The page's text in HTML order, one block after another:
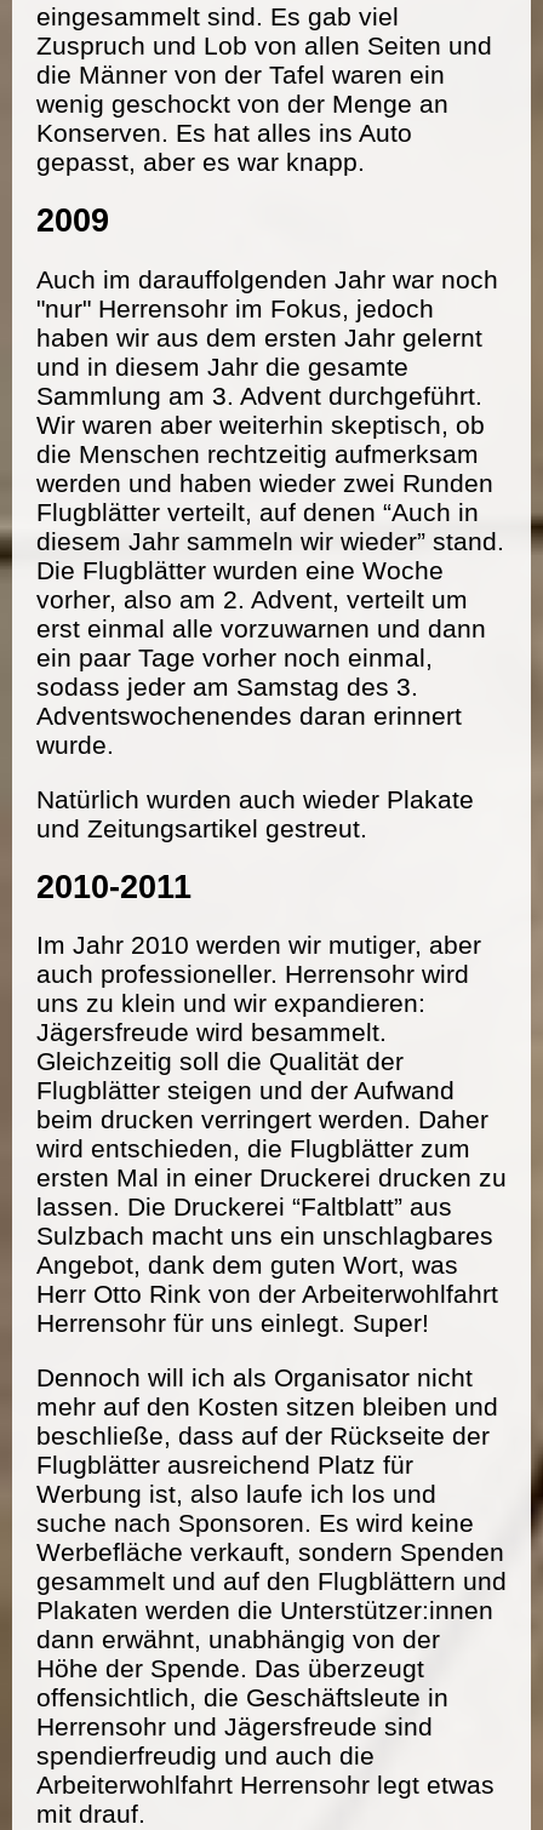
eingesammelt sind. Es gab viel
Zuspruch und Lob von allen Seiten und
die Männer von der Tafel waren ein
wenig geschockt von der Menge an
Konserven. Es hat alles ins Auto
gepasst, aber es war knapp.
2009
Auch im darauffolgenden Jahr war noch
"nur" Herrensohr im Fokus, jedoch
haben wir aus dem ersten Jahr gelernt
und in diesem Jahr die gesamte
Sammlung am 3. Advent durchgeführt.
Wir waren aber weiterhin skeptisch, ob
die Menschen rechtzeitig aufmerksam
werden und haben wieder zwei Runden
Flugblätter verteilt, auf denen “Auch in
diesem Jahr sammeln wir wieder” stand.
Die Flugblätter wurden eine Woche
vorher, also am 2. Advent, verteilt um
erst einmal alle vorzuwarnen und dann
ein paar Tage vorher noch einmal,
sodass jeder am Samstag des 3.
Adventswochenendes daran erinnert
wurde.
Natürlich wurden auch wieder Plakate
und Zeitungsartikel gestreut.
2010-2011
Im Jahr 2010 werden wir mutiger, aber
auch professioneller. Herrensohr wird
uns zu klein und wir expandieren:
Jägersfreude wird besammelt.
Gleichzeitig soll die Qualität der
Flugblätter steigen und der Aufwand
beim drucken verringert werden. Daher
wird entschieden, die Flugblätter zum
ersten Mal in einer Druckerei drucken zu
lassen. Die Druckerei “Faltblatt” aus
Sulzbach macht uns ein unschlagbares
Angebot, dank dem guten Wort, was
Herr Otto Rink von der Arbeiterwohlfahrt
Herrensohr für uns einlegt. Super!
Dennoch will ich als Organisator nicht
mehr auf den Kosten sitzen bleiben und
beschließe, dass auf der Rückseite der
Flugblätter ausreichend Platz für
Werbung ist, also laufe ich los und
suche nach Sponsoren. Es wird keine
Werbefläche verkauft, sondern Spenden
gesammelt und auf den Flugblättern und
Plakaten werden die Unterstützer:innen
dann erwähnt, unabhängig von der
Höhe der Spende. Das überzeugt
offensichtlich, die Geschäftsleute in
Herrensohr und Jägersfreude sind
spendierfreudig und auch die
Arbeiterwohlfahrt Herrensohr legt etwas
mit drauf.